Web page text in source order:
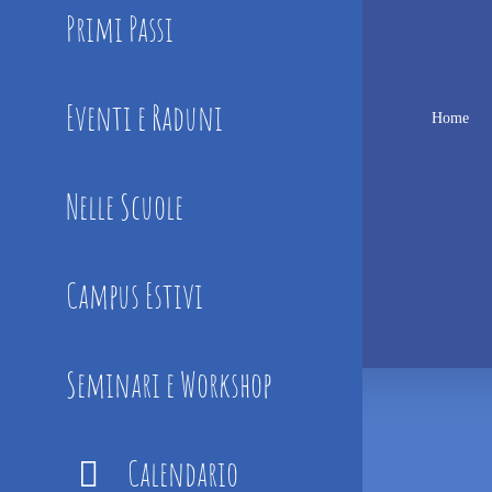
Primi Passi
Eventi e Raduni
Nelle Scuole
Campus Estivi
Seminari e Workshop
Calendario
Home